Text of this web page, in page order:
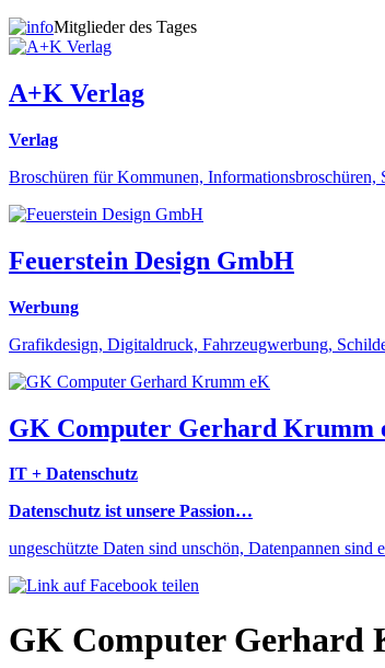
Mitglieder des Tages
A+K Verlag
Verlag
Broschüren für Kommunen, Informationsbroschüren,
Feuerstein Design GmbH
Werbung
Grafikdesign, Digitaldruck, Fahrzeugwerbung,
GK Computer Gerhard Krumm
IT + Datenschutz
Datenschutz ist unsere Passion…
ungeschützte Daten sind unschön, Datenpannen sind
GK Computer Gerhard